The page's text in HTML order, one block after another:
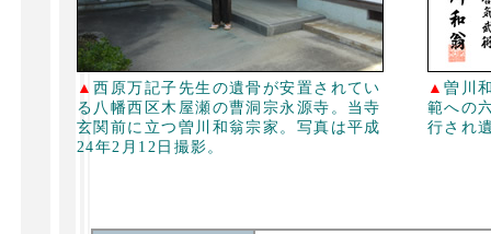
▲西原万記子先生の遺骨が安置されてい
る八幡西区木屋瀬の曹洞宗永源寺。当寺
玄関前に立つ曽川和翁宗家。写真は平成
24年2月12日撮影。
▲曽川
範への
行され